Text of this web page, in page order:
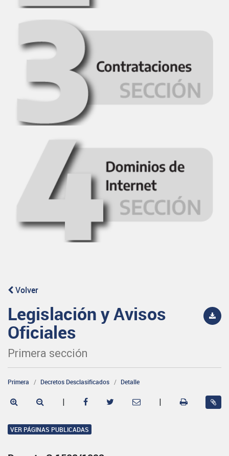
Volver
Legislación y Avisos
Oficiales
Primera sección
Primera Decretos Desclasificados Detalle
| |
VER PÁGINAS PUBLICADAS